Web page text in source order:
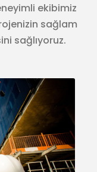
ekibimiz
sağlam
sağlıyoruz.